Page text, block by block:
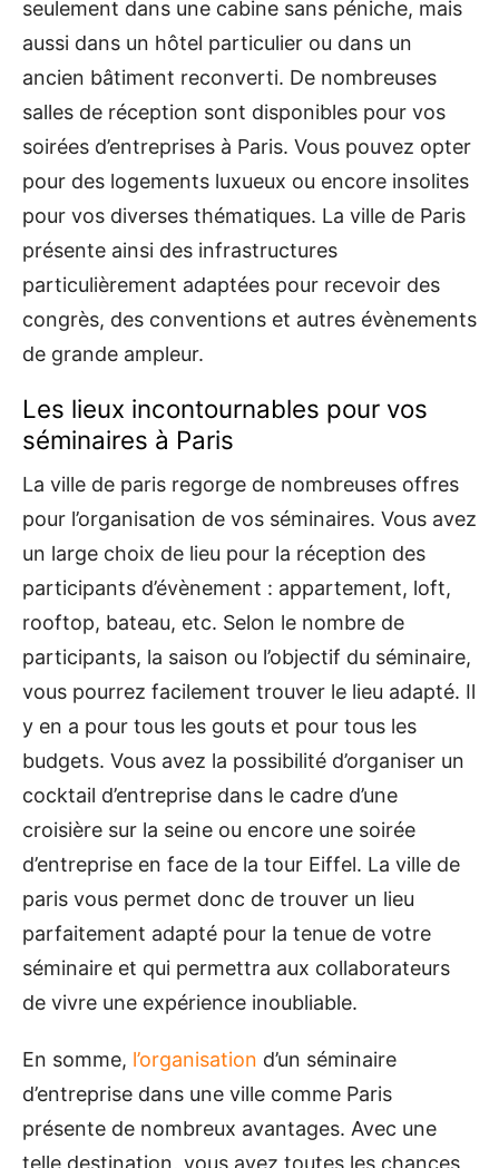
seulement dans une cabine sans péniche, mais
aussi dans un hôtel particulier ou dans un
ancien bâtiment reconverti. De nombreuses
salles de réception sont disponibles pour vos
soirées d’entreprises à Paris. Vous pouvez opter
pour des logements luxueux ou encore insolites
pour vos diverses thématiques. La ville de Paris
présente ainsi des infrastructures
particulièrement adaptées pour recevoir des
congrès, des conventions et autres évènements
de grande ampleur.
Les lieux incontournables pour vos
séminaires à Paris
La ville de paris regorge de nombreuses offres
pour l’organisation de vos séminaires. Vous avez
un large choix de lieu pour la réception des
participants d’évènement : appartement, loft,
rooftop, bateau, etc. Selon le nombre de
participants, la saison ou l’objectif du séminaire,
vous pourrez facilement trouver le lieu adapté. Il
y en a pour tous les gouts et pour tous les
budgets. Vous avez la possibilité d’organiser un
cocktail d’entreprise dans le cadre d’une
croisière sur la seine ou encore une soirée
d’entreprise en face de la tour Eiffel. La ville de
paris vous permet donc de trouver un lieu
parfaitement adapté pour la tenue de votre
séminaire et qui permettra aux collaborateurs
de vivre une expérience inoubliable.
En somme, l’organisation d’un séminaire
d’entreprise dans une ville comme Paris
présente de nombreux avantages. Avec une
telle destination, vous avez toutes les chances